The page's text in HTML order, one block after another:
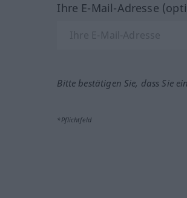
Ihre E-Mail-Adresse
Bitte bestätigen Sie, dass Sie
*Pflichtfeld